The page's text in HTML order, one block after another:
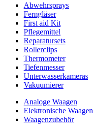
Abwehrsprays
Ferngläser
First aid Kit
Pflegemittel
Reparatursets
Rollerclips
Thermometer
Tiefenmesser
Unterwasserkameras
Vakuumierer
Analoge Waagen
Elektronische Waagen
Waagenzubehör